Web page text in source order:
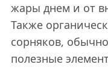
жары днем и от
Также
сорняков,
полезные